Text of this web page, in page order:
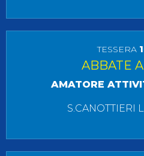
TESSERA
ABBATE
AMATORE
S.CANOTTIERI